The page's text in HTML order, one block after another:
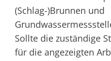
(Schlag-)Brunnen und
Sollte die zuständige
für die angezeigten